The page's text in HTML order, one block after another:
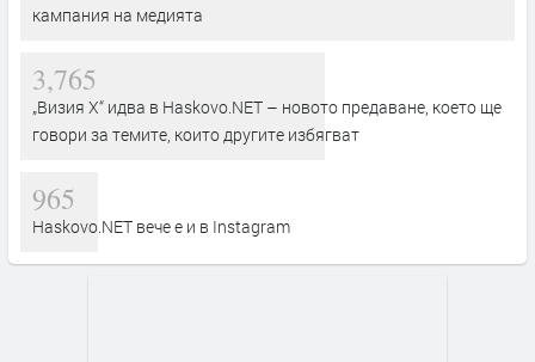
кампания на медията
3,765
„Визия Х“ идва в Haskovo.NET – новото предаване, което ще
говори за темите, които другите избягват
965
Haskovo.NET вече е и в Instagram